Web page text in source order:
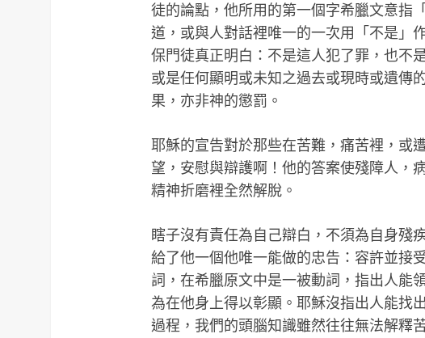
徒的論點，他所用的第一個字希臘文意指
道，或與人對話裡唯一的一次用「不是」
保門徒真正明白：不是這人犯了罪，也不
或是任何顯明或未知之過去或現時或遺傳
果，亦非神的懲罰。
耶穌的宣告對於那些在苦難，痛苦裡，或
望，安慰與辯護啊！他的答案使殘障人，
精神折磨裡全然解脫。
瞎子沒有責任為自己辯白，不須為自身殘
給了他一個他唯一能做的忠告：容許並接
詞，在希臘原文中是一被動詞，指出人能
為在他身上得以彰顯。耶穌沒指出人能找
過程，我們的頭腦知識雖然往往無法解釋